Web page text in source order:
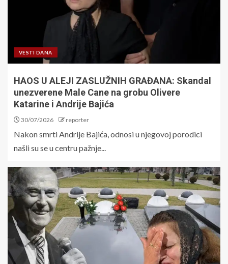
VESTI DANA
HAOS U ALEJI ZASLUŽNIH GRAĐANA: Skandal
unezverene Male Cane na grobu Olivere
Katarine i Andrije Bajića
30/07/2026 reporter
Nakon smrti Andrije Bajića, odnosi u njegovoj porodici
našli su se u centru pažnje...